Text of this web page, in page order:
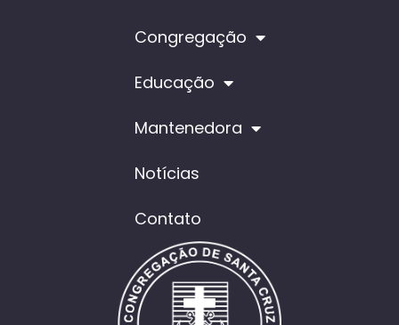
Congregação
Educação
Mantenedora
Notícias
Contato